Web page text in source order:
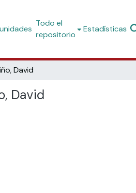
Todo el
repositorio
Estadísticas
David
David